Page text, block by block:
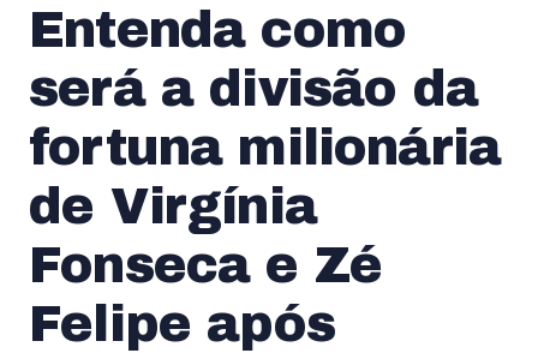
Entenda como
será a divisão da
fortuna milionária
de Virgínia
Fonseca e Zé
Felipe após